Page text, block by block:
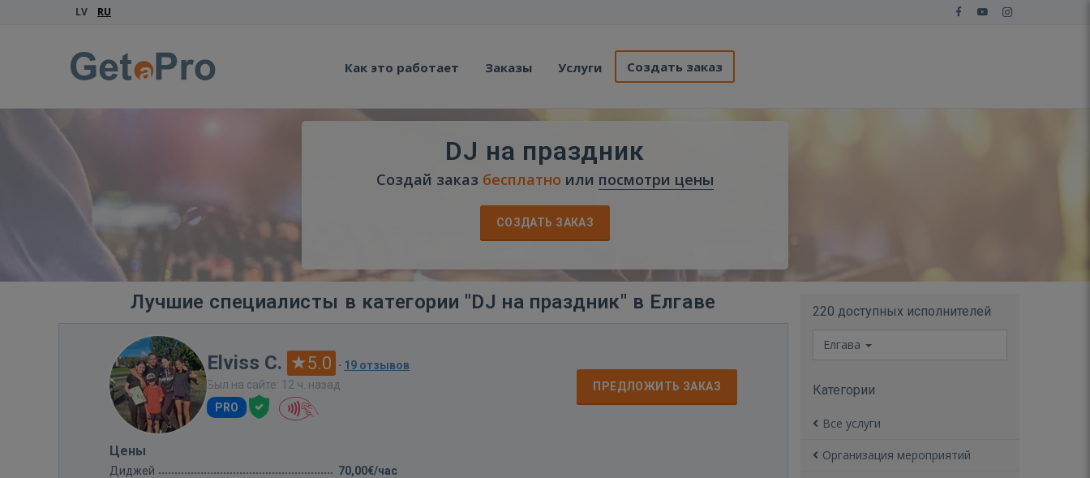
LV RU
Как это работает Заказы Услуги Создать заказ
DJ на праздник
Создай заказ бесплатно или посмотри цены
СОЗДАТЬ ЗАКАЗ
Лучшие специалисты в категории "DJ на праздник" в Елгаве
Elviss C. 5.0 · 19 отзывов
Был на сайте: 12 ч. назад
PRO
ПРЕДЛОЖИТЬ ЗАКАЗ
Цены
Диджей 70,00€/час
220 доступных исполнителей
Елгава
Категории
Все услуги
Организация мероприятий